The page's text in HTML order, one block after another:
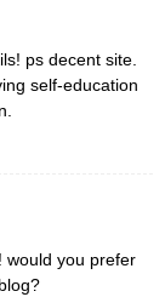
ps decent site.
self-education
would you prefer